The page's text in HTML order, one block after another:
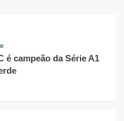
é campeão da Série A1